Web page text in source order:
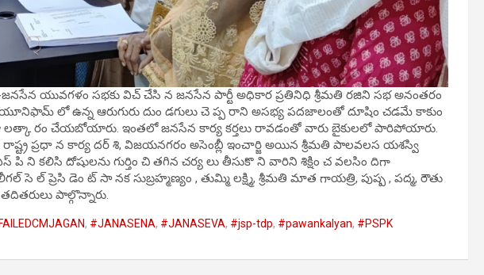
యువగళం సభకు విచ్ చేసి న జనసేన పార్టీ అధికార ప్రతినిధి శ్రీమతి రజిని సభ అనంతరం
లో ఉన్న ఆరుగురు దుం డగులు చె ప్ప రాని అసభ్య పదజాలంతో దూషిం చడమే కాకుం
రం చేయబోయారు. ఇంతలో జనసేన కార్య కర్తలు రావడంతో వారు బైకులలో పారిపోయారు.
ప్రధా న కార్య దర్ శి, విజయనగరం అసెంబ్లీ ఇంచార్జి అయిన శ్రీమతి పాలవలస యశస్వి
ని కలిసి దోషులను గుర్తిం చి తగిన చర్య లు తీసుకొ ని వారిని శిక్షిం చ వలసిం దిగా
ల్ ప్రెసి డెం ట్ సా నక సుబ్రహ్మణ్యం , తుమ్మి లక్ష్మి, శ్రీమతి మాత గాయత్రి, పుష్ప , పద్మ, రౌతు
పాల్గొన్నారు.
, #JANASENA, #JANASEVA, #jsp-tdp, #pawankalyan, #PSPK